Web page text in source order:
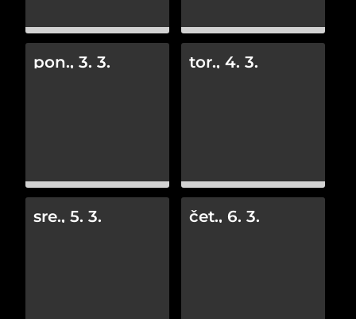
pon., 3. 3. tor., 4. 3.
sre., 5. 3. čet., 6. 3.